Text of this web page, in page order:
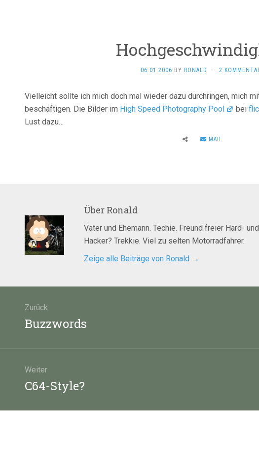
06.01.2006 BY RONALD · 2
Vielleicht sollte ich mich doch mal wieder dazu durchringen, mich
beschäftigen. Die Bilder im High Speed Photography Pool bei
Lust dazu…
MAIL
Über Ronald
Vater und Ehemann. Techie. Freund freier Hard-
Hacker? Trekkie. Viel zu selten Motorradfahrer.
Zeige alle Beiträge von Ronald →
Zurück
Vorheriger
Buzzwords
Weiter
Nächster
C64-Style?